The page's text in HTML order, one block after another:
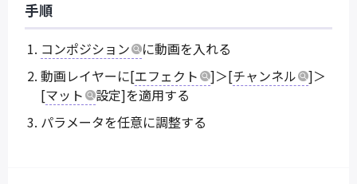
手順
コンポジション
に動画を入れる
動画レイヤーに[エフェクト ]＞[チャンネル
]＞
[マット
設定]を適用する
パラメータを任意に調整する